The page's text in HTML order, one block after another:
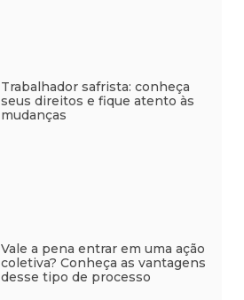
Trabalhador safrista: conheça
seus direitos e fique atento às
mudanças
Vale a pena entrar em uma ação
coletiva? Conheça as vantagens
desse tipo de processo